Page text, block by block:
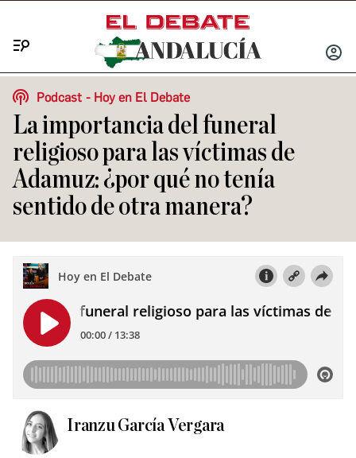
INICIAR
Podcast Hoy en El Debate
La importancia del funeral
religioso para las víctimas de
Adamuz: ¿por qué no tenía
sentido de otra manera?
Iranzu García Vergara